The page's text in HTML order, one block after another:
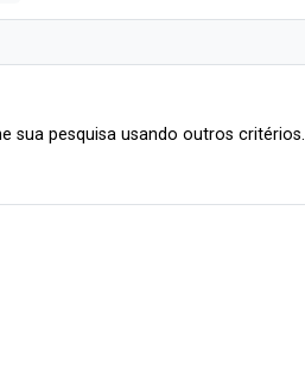
sua pesquisa usando outros critérios.